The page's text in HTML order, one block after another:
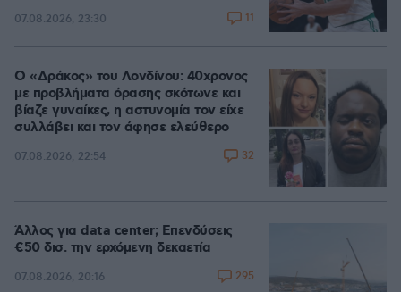
07.08.2026, 23:30 11
Ο «Δράκος» του Λονδίνου: 40χρονος
με προβλήματα όρασης σκότωνε και
βίαζε γυναίκες, η αστυνομία τον είχε
συλλάβει και τον άφησε ελεύθερο
07.08.2026, 22:54 32
Άλλος για data center; Επενδύσεις
€50 δισ. την ερχόμενη δεκαετία
07.08.2026, 20:16 295